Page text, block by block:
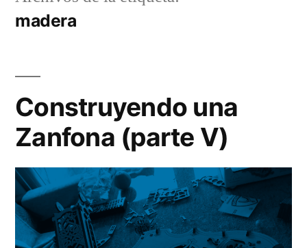
madera
Construyendo una
Zanfona (parte V)